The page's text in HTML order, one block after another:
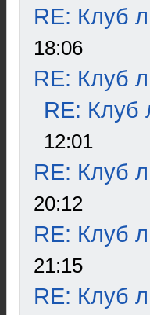
RE: Клуб
18:06
RE: Клуб
RE: Клуб
12:01
RE: Клуб
20:12
RE: Клуб
21:15
RE: Клуб